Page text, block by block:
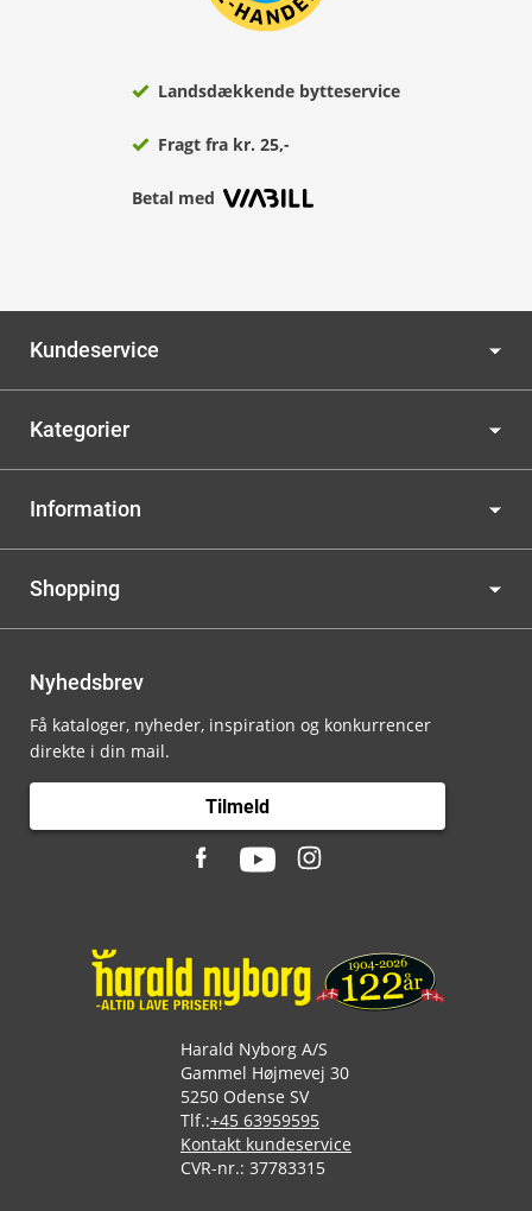
Landsdækkende bytteservice
Fragt fra kr. 25,-
Betal med
Kundeservice
Kategorier
Information
Shopping
Nyhedsbrev
Få kataloger, nyheder, inspiration og konkurrencer
direkte i din mail.
Tilmeld
Harald Nyborg A/S
Gammel Højmevej 30
5250 Odense SV
Tlf.:+45 63959595
Kontakt kundeservice
CVR-nr.: 37783315